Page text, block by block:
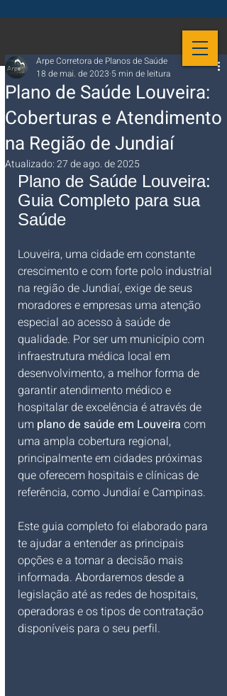
Plano de Saúde Louveira:
Coberturas e Atendimento
na Região de Jundiaí
Arpe Corretora de Planos de Saúde
18 de mai. de 2023 5 min de leitura
Atualizado:27 de ago. de 2025
Plano de Saúde Louveira:
Guia Completo para sua
Saúde
Louveira, uma cidade em constante
crescimento e com forte polo industrial
na região de Jundiaí, exige de seus
moradores e empresas uma atenção
especial ao acesso à saúde de
qualidade. Por ser um município com
infraestrutura médica local em
desenvolvimento, a melhor forma de
garantir atendimento médico e
hospitalar de excelência é através de
um plano de saúde em Louveira com
uma ampla cobertura regional,
principalmente em cidades próximas
que oferecem hospitais e clínicas de
referência, como Jundiaí e Campinas.
Este guia completo foi elaborado para
te ajudar a entender as principais
opções e a tomar a decisão mais
informada. Abordaremos desde a
legislação até as redes de hospitais,
operadoras e os tipos de contratação
disponíveis para o seu perfil.